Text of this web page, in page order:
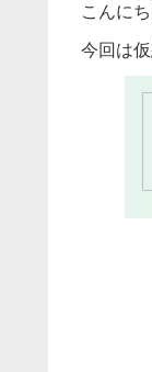
こんにち
今回は